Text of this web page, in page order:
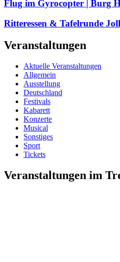
Flug im Gyrocopter | Burg
Ritteressen & Tafelrunde
Veranstaltungen
Aktuelle Veranstaltungen
Allgemein
Ausstellung
Deutschland
Festivals
Kabarett
Konzerte
Musical
Sonstiges
Sport
Tickets
Veranstaltungen im